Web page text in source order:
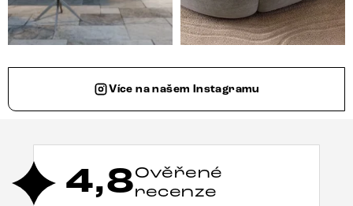
Více na našem Instagramu
4,8Ověřené
recenze